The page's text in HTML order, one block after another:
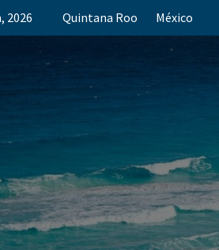
2026 Quintana Roo México